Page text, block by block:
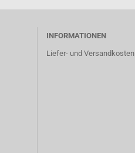
INFORMATIONEN
Liefer- und Versandkosten